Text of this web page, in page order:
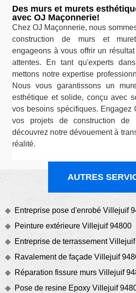
Des murs et murets
avec OJ Maçonnerie!
Chez OJ Maçonnerie, nous
construction de murs et
engageons à vous offrir un
attentes. En tant qu'experts
mettons notre expertise
Nous vous garantissons un
esthétique et solide, conçu avec
vos besoins spécifiques. Engagez
vos projets de construction de
découvrez notre dévouement à
réalité.
AUTRES
Entreprise pose d'enrobé Villejuif
Peinture extérieure Villejuif 94800
Entreprise de terrassement
Ravalement de façade Villejuif
Réparation fissure murs Villejuif
Pose de resine Epoxy Villejuif